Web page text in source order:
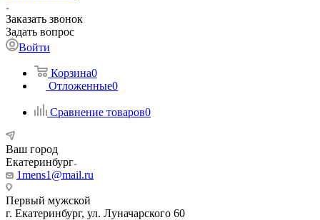
Заказать звонок
Задать вопрос
Войти
Корзина0
Отложенные0
Сравнение товаров0
Ваш город
Екатеринбург
1mens1@mail.ru
Первый мужской
г. Екатеринбург, ул. Луначарского 60